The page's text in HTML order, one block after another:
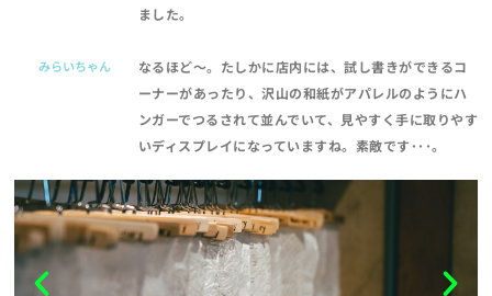
ました。
みらいちゃん
なるほど～。たしかに店内には、試し書きができるコ
ーナーがあったり、沢山の和紙がアパレルのようにハ
ンガーでつるされて並んでいて、見やすく手に取りやす
いディスプレイになっていますね。素敵です･･･。